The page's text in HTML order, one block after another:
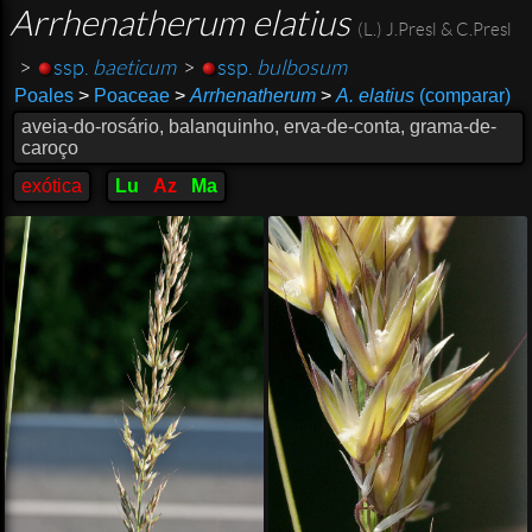
Arrhenatherum elatius (L.) J.Presl & C.Presl
> ssp. baeticum> ssp. bulbosum
Poales >Poaceae > Arrhenatherum > A. elatius(comparar)
aveia-do-rosário, balanquinho, erva-de-conta, grama-de-
caroço
exótica
Lu Az Ma